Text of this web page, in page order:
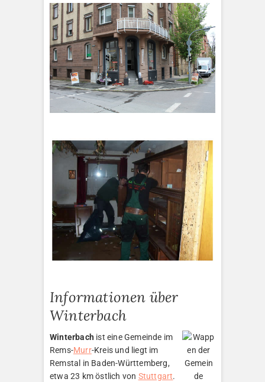
Informationen über
Winterbach
Winterbach ist eine Gemeinde im
Rems-Murr-Kreis und liegt im
Remstal in Baden-Württemberg,
etwa 23 km östlich von Stuttgart.